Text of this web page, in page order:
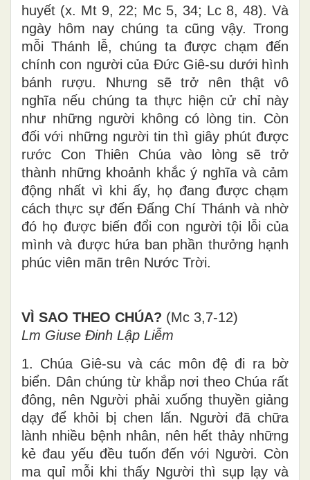
huyết (x. Mt 9, 22; Mc 5, 34; Lc 8, 48). Và
ngày hôm nay chúng ta cũng vậy. Trong
mỗi Thánh lễ, chúng ta được chạm đến
chính con người của Đức Giê-su dưới hình
bánh rượu. Nhưng sẽ trở nên thật vô
nghĩa nếu chúng ta thực hiện cử chỉ này
như những người không có lòng tin. Còn
đối với những người tin thì giây phút được
rước Con Thiên Chúa vào lòng sẽ trở
thành những khoảnh khắc ý nghĩa và cảm
động nhất vì khi ấy, họ đang được chạm
cách thực sự đến Đấng Chí Thánh và nhờ
đó họ được biến đổi con người tội lỗi của
mình và được hứa ban phần thưởng hạnh
phúc viên mãn trên Nước Trời.
VÌ SAO THEO CHÚA? (Mc 3,7-12)
Lm Giuse Đinh Lập Liễm
1. Chúa Giê-su và các môn đệ đi ra bờ
biển. Dân chúng từ khắp nơi theo Chúa rất
đông, nên Người phải xuống thuyền giảng
dạy để khỏi bị chen lấn. Người đã chữa
lành nhiều bệnh nhân, nên hết thảy những
kẻ đau yếu đều tuốn đến với Người. Còn
ma quỉ mỗi khi thấy Người thì sụp lạy và